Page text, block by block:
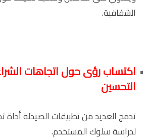
الشفافية.
اكتساب رؤى حول اتجاهات
التحسين
تدمج العديد من تطبيقات الصيدلة أداة
لدراسة سلوك المستخدم.